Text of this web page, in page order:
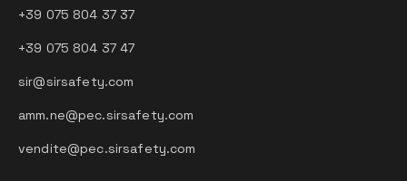
+39 075 804 37 37
+39 075 804 37 47
sir@sirsafety.com
amm.ne@pec.sirsafety.com
vendite@pec.sirsafety.com